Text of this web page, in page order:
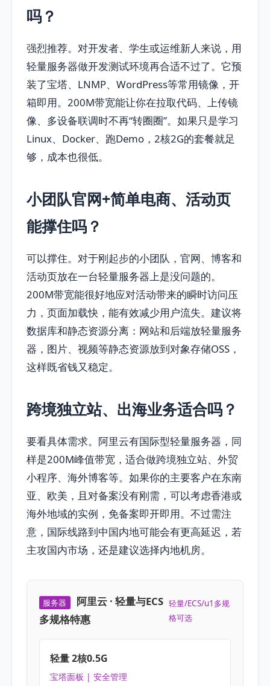
吗？
强烈推荐。对开发者、学生或运维新人来说，用
轻量服务器做开发测试环境再合适不过了。它预
装了宝塔、LNMP、WordPress等常用镜像，开
箱即用。200M带宽能让你在拉取代码、上传镜
像、多设备联调时不再“转圈圈”。如果只是学习
Linux、Docker、跑Demo，2核2G的套餐就足
够，成本也很低。
小团队官网+简单电商、活动页
能撑住吗？
可以撑住。对于刚起步的小团队，官网、博客和
活动页放在一台轻量服务器上是没问题的。
200M带宽能很好地应对活动带来的瞬时访问压
力，页面加载快，能有效减少用户流失。建议将
数据库和静态资源分离：网站和后端放轻量服务
器，图片、视频等静态资源放到对象存储OSS，
这样既省钱又稳定。
跨境独立站、出海业务适合吗？
要看具体需求。阿里云有国际型轻量服务器，同
样是200M峰值带宽，适合做跨境独立站、外贸
小程序、海外博客等。如果你的主要客户在东南
亚、欧美，且对备案没有刚需，可以考虑香港或
海外地域的实例，免备案即开即用。不过需注
意，国际线路到中国内地可能会有更高延迟，若
主攻国内市场，还是建议选择内地机房。
服务器
阿里云 · 轻量与ECS
多规格特惠
轻量/ECS/u1多规
格可选
轻量 2核0.5G
宝塔面板 | 安全管理